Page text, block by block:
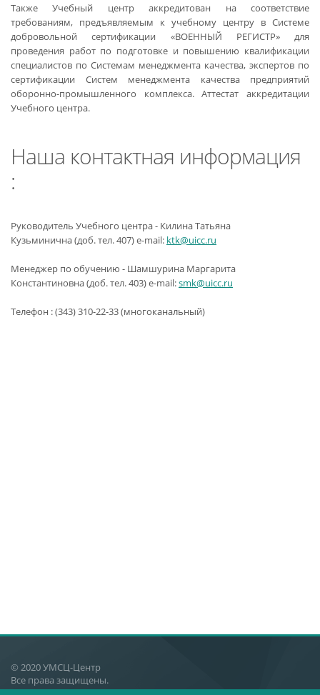
Также Учебный центр аккредитован на соответствие
требованиям, предъявляемым к учебному центру в Системе
добровольной сертификации «ВОЕННЫЙ РЕГИСТР» для
проведения работ по подготовке и повышению квалификации
специалистов по Системам менеджмента качества, экспертов по
сертификации Систем менеджмента качества предприятий
оборонно-промышленного комплекса. Аттестат аккредитации
Учебного центра.
Наша контактная информация
:
Руководитель Учебного центра - Килина Татьяна
Кузьминична (доб. тел. 407) e-mail: ktk@uicc.ru
Менеджер по обучению - Шамшурина Маргарита
Константиновна (доб. тел. 403) e-mail:smk@uicc.ru
Телефон : (343) 310-22-33 (многоканальный)
© 2020 УМСЦ-Центр
Все права защищены.